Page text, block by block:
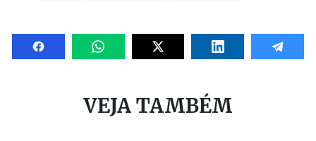
VEJA TAMBÉM